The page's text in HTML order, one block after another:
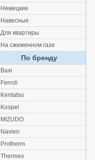
Немецкие
Навесные
Для квартиры
На сжиженном газе
По бренду
Baxi
Ferroli
Kentatsu
Kospel
MIZUDO
Navien
Protherm
Thermex